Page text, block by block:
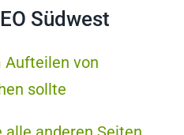
Südwest
Aufteilen von
sollte